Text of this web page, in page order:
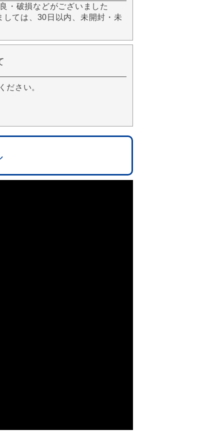
・破損などがございました
ては、30日以内、未開封・未
ださい。